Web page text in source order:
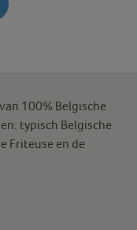
100% Belgische
typisch Belgische
Friteuse en de